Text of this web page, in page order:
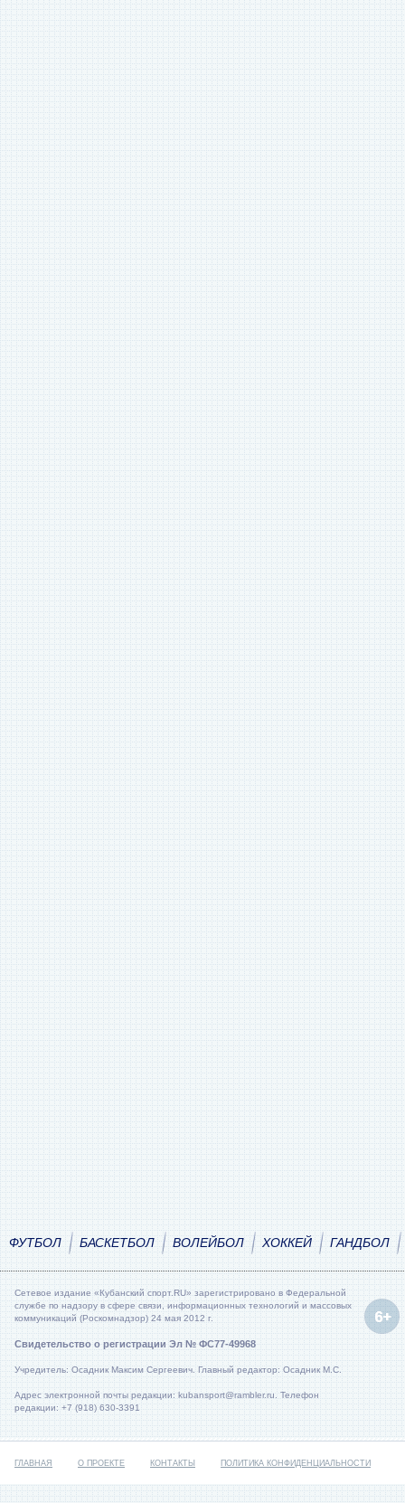
ФУТБОЛ БАСКЕТБОЛ ВОЛЕЙБОЛ ХОККЕЙ ГАНДБОЛ
Сетевое издание «Кубанский спорт.RU» зарегистрировано в Федеральной
службе по надзору в сфере связи, информационных технологий и массовых
коммуникаций (Роскомнадзор) 24 мая 2012 г.
Свидетельство о регистрации Эл № ФС77-49968
Учредитель: Осадник Максим Сергеевич. Главный редактор: Осадник М.С.
Адрес электронной почты редакции: kubansport@rambler.ru. Телефон
редакции: +7 (918) 630-3391
ГЛАВНАЯ О ПРОЕКТЕ КОНТАКТЫ ПОЛИТИКА КОНФИДЕНЦИАЛЬНОСТИ